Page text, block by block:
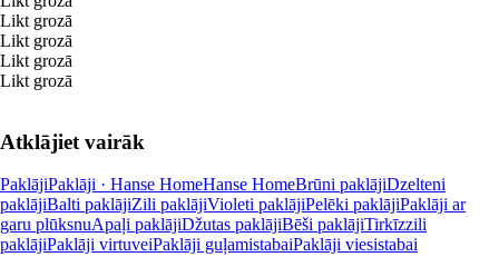
Likt grozā
Likt grozā
Likt grozā
Likt grozā
Atklājiet vairāk
PaklājiPaklāji · Hanse HomeHanse HomeBrūni paklājiDzelteni
paklājiBalti paklājiZili paklājiVioleti paklājiPelēki paklājiPaklāji ar
garu plūksnuApaļi paklājiDžutas paklājiBēši paklājiTirkīzzili
paklājiPaklāji virtuveiPaklāji guļamistabaiPaklāji viesistabai